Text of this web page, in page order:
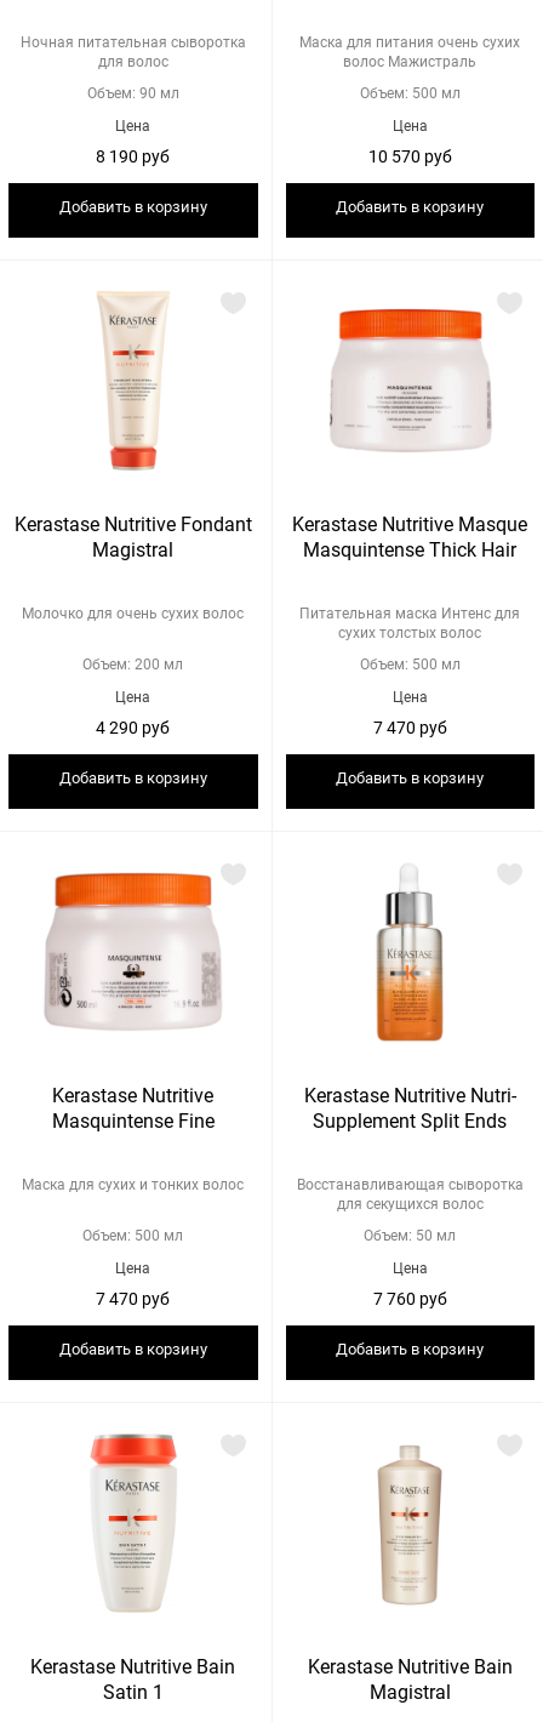
Ночная питательная сыворотка
для волос
Объем: 90 мл
Цена
8 190 руб
Добавить в корзину
Маска для питания очень сухих
волос Мажистраль
Объем: 500 мл
Цена
10 570 руб
Добавить в корзину
Kerastase Nutritive Fondant
Magistral
Молочко для очень сухих волос
Объем: 200 мл
Цена
4 290 руб
Добавить в корзину
Kerastase Nutritive Masque
Masquintense Thick Hair
Питательная маска Интенс для
сухих толстых волос
Объем: 500 мл
Цена
7 470 руб
Добавить в корзину
Kerastase Nutritive
Masquintense Fine
Маска для сухих и тонких волос
Объем: 500 мл
Цена
7 470 руб
Добавить в корзину
Kerastase Nutritive Nutri-
Supplement Split Ends
Восстанавливающая сыворотка
для секущихся волос
Объем: 50 мл
Цена
7 760 руб
Добавить в корзину
Kerastase Nutritive Bain
Satin 1
Kerastase Nutritive Bain
Magistral